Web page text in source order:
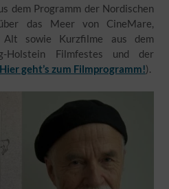
dem Programm der Nordischen
das Meer von CineMare,
sowie Kurzfilme aus dem
Holstein Filmfestes und der
Hier geht’s zum Filmprogramm!).